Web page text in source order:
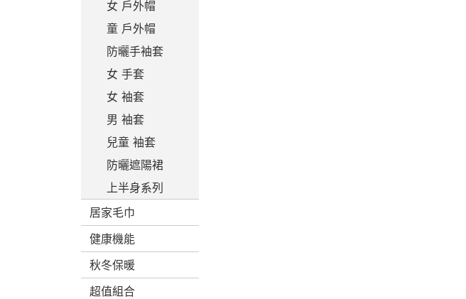
女 戶外帽
童 戶外帽
防曬手袖套
女 手套
女 袖套
男 袖套
兒童 袖套
防曬遮陽裙
上半身系列
居家毛巾
健康機能
秋冬保暖
超值組合